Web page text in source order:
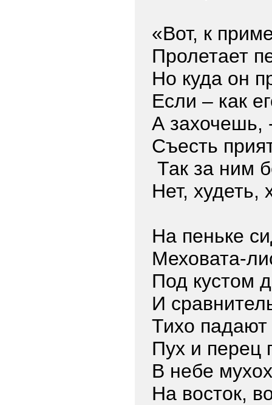
«Вот, к
Пролетает
Но куда он
Если – как
А
Съесть
Так за ним
Нет, худеть,
На пеньке
Меховата-
Под кустом
И
Тихо
Пух и перец
В небе
На восток,